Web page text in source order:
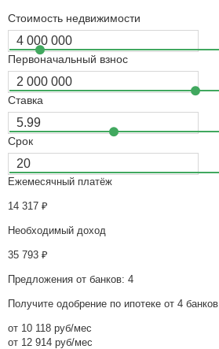
Стоимость недвижимости
Первоначальный взнос
Ставка
Срок
Ежемесячный платёж
14 317 ₽
Необходимый доход
35 793 ₽
Предложения от банков: 4
Получите одобрение по ипотеке от 4 банков
от 10 118 руб/мес
от 12 914 руб/мес